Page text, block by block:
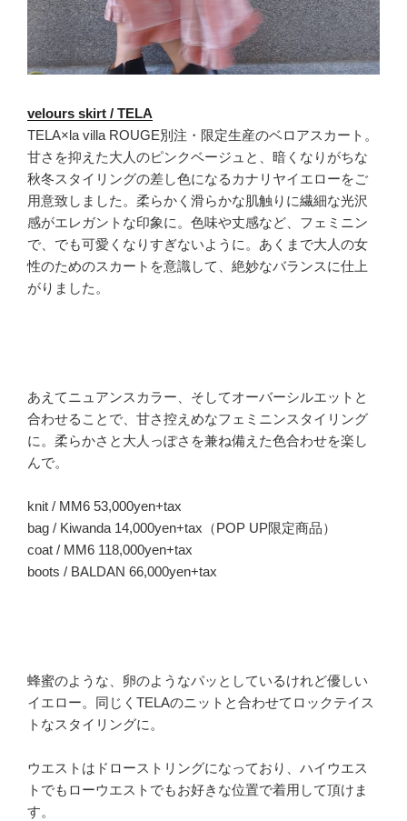
velours skirt / TELA
TELA×la villa ROUGE別注・限定生産のベロアスカート。
甘さを抑えた大人のピンクベージュと、暗くなりがちな
秋冬スタイリングの差し色になるカナリヤイエローをご
用意致しました。柔らかく滑らかな肌触りに繊細な光沢
感がエレガントな印象に。色味や丈感など、フェミニン
で、でも可愛くなりすぎないように。あくまで大人の女
性のためのスカートを意識して、絶妙なバランスに仕上
がりました。
あえてニュアンスカラー、そしてオーバーシルエットと
合わせることで、甘さ控えめなフェミニンスタイリング
に。柔らかさと大人っぽさを兼ね備えた色合わせを楽し
んで。
knit / MM6 53,000yen+tax
bag / Kiwanda 14,000yen+tax（POP UP限定商品）
coat / MM6 118,000yen+tax
boots / BALDAN 66,000yen+tax
蜂蜜のような、卵のようなパッとしているけれど優しい
イエロー。同じくTELAのニットと合わせてロックテイス
トなスタイリングに。
ウエストはドローストリングになっており、ハイウエス
トでもローウエストでもお好きな位置で着用して頂けま
す。